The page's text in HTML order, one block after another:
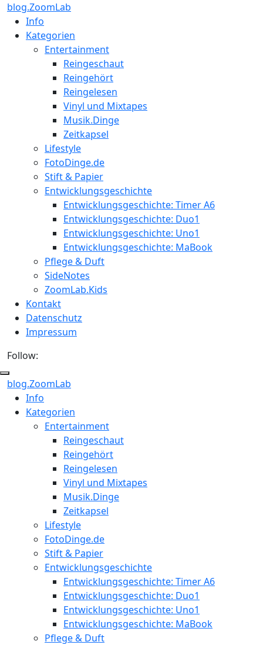
blog.ZoomLab
Info
Kategorien
Entertainment
Reingeschaut
Reingehört
Reingelesen
Vinyl und Mixtapes
Musik.Dinge
Zeitkapsel
Lifestyle
FotoDinge.de
Stift & Papier
Entwicklungsgeschichte
Entwicklungsgeschichte: Timer A6
Entwicklungsgeschichte: Duo1
Entwicklungsgeschichte: Uno1
Entwicklungsgeschichte: MaBook
Pflege & Duft
SideNotes
ZoomLab.Kids
Kontakt
Datenschutz
Impressum
Follow:
blog.ZoomLab
ZoomLab
//
Info
Kategorien
Entertainment
Reingeschaut
Reingehört
Reingelesen
Vinyl und Mixtapes
Musik.Dinge
Zeitkapsel
Lifestyle
FotoDinge.de
Stift & Papier
Entwicklungsgeschichte
Entwicklungsgeschichte: Timer A6
Entwicklungsgeschichte: Duo1
Entwicklungsgeschichte: Uno1
Entwicklungsgeschichte: MaBook
Pflege & Duft